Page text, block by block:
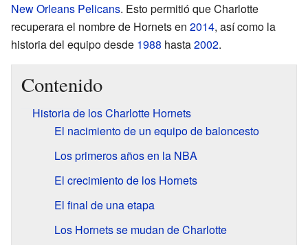
New Orleans Pelicans. Esto permitió que Charlotte
recuperara el nombre de Hornets en 2014, así como la
historia del equipo desde 1988 hasta2002.
Contenido
Historia de los Charlotte Hornets
El nacimiento de un equipo de baloncesto
Los primeros años en la NBA
El crecimiento de los Hornets
El final de una etapa
Los Hornets se mudan de Charlotte